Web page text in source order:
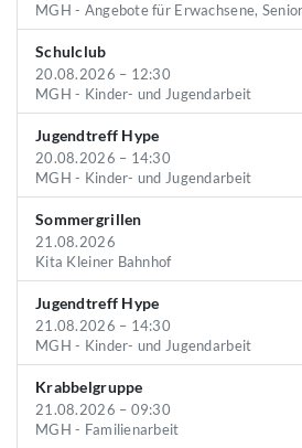
MGH - Angebote für Erwachsene,
Schulclub
20.08.2026 – 12:30
MGH - Kinder- und Jugendarbeit
Jugendtreff Hype
20.08.2026 – 14:30
MGH - Kinder- und Jugendarbeit
Sommergrillen
21.08.2026
Kita Kleiner Bahnhof
Jugendtreff Hype
21.08.2026 – 14:30
MGH - Kinder- und Jugendarbeit
Krabbelgruppe
21.08.2026 – 09:30
MGH - Familienarbeit